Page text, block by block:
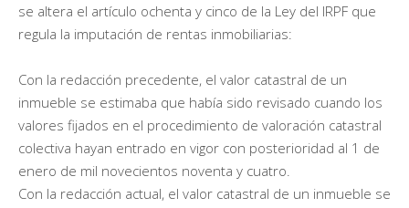
se altera el artículo ochenta y cinco de la Ley del IRPF que
regula la imputación de rentas inmobiliarias:
Con la redacción precedente, el valor catastral de un
inmueble se estimaba que había sido revisado cuando los
valores fijados en el procedimiento de valoración catastral
colectiva hayan entrado en vigor con posterioridad al 1 de
enero de mil novecientos noventa y cuatro.
Con la redacción actual, el valor catastral de un inmueble se